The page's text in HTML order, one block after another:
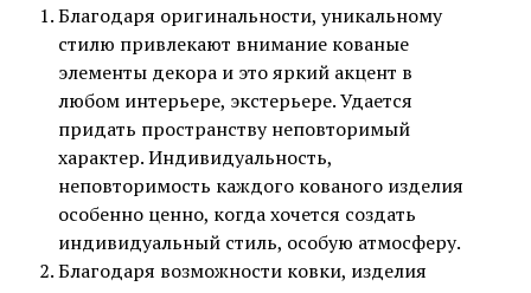
Благодаря оригинальности, уникальному
стилю привлекают внимание кованые
элементы декора и это яркий акцент в
любом интерьере, экстерьере. Удается
придать пространству неповторимый
характер. Индивидуальность,
неповторимость каждого кованого изделия
особенно ценно, когда хочется создать
индивидуальный стиль, особую атмосферу.
Благодаря возможности ковки, изделия